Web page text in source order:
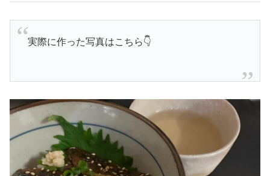
実際に作った写真はこちら👇